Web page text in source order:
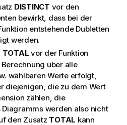
DISTINCT vor den
bewirkt, dass bei der
entstehende Dubletten
werden.
TOTAL vor der Funktion
über alle
wählbaren Werte erfolgt,
diejenigen, die zu dem Wert
zählen, die
Diagramms werden also nicht
den Zusatz TOTAL kann